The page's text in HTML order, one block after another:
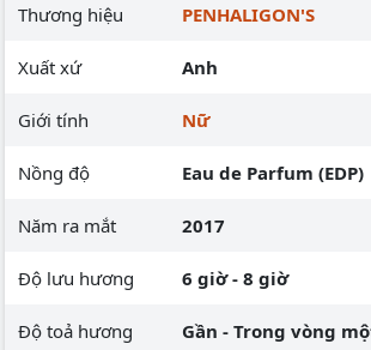
Thương hiệu PENHALIGON'S
Xuất xứ Anh
Giới tính Nữ
Nồng độ Eau de Parfum (EDP)
Năm ra mắt 2017
Độ lưu hương 6 giờ - 8 giờ
Độ toả hương Gần - Trong vòng